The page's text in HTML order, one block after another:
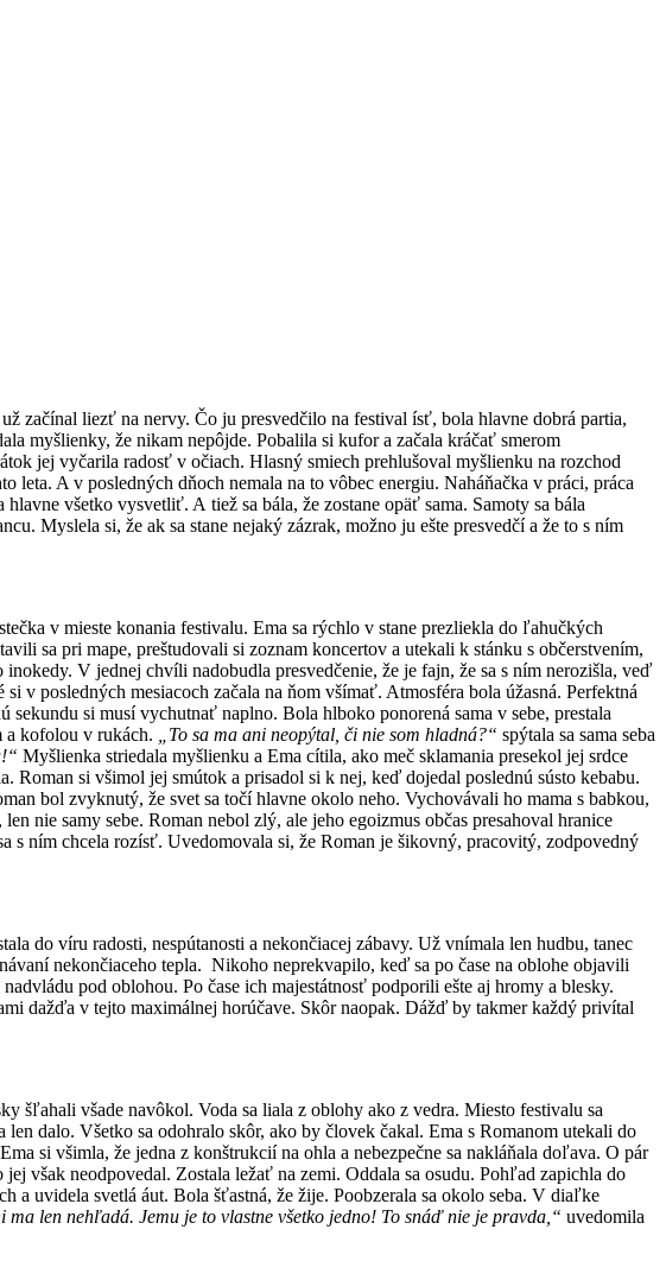
začínal liezť na nervy. Čo ju presvedčilo na festival ísť, bola hlavne dobrá partia,
myšlienky, že nikam nepôjde. Pobalila si kufor a začala kráčať smerom
jej vyčarila radosť v očiach. Hlasný smiech prehlušoval myšlienku na rozchod
A v posledných dňoch nemala na to vôbec energiu. Naháňačka v práci, práca
všetko vysvetliť. A tiež sa bála, že zostane opäť sama. Samoty sa bála
Myslela si, že ak sa stane nejaký zázrak, možno ju ešte presvedčí a že to s ním
v mieste konania festivalu. Ema sa rýchlo v stane prezliekla do ľahučkých
sa pri mape, preštudovali si zoznam koncertov a utekali k stánku s občerstvením,
V jednej chvíli nadobudla presvedčenie, že je fajn, že sa s ním nerozišla, veď
v posledných mesiacoch začala na ňom všímať. Atmosféra bola úžasná. Perfektná
si musí vychutnať naplno. Bola hlboko ponorená sama v sebe, prestala
a kofolou v rukách.
„To sa ma ani neopýtal, či nie som hladná?“ spýtala sa sama seba
Myšlienka striedala myšlienku a Ema cítila, ako meč sklamania presekol jej srdce
si všimol jej smútok a prisadol si k nej, keď dojedal poslednú sústo kebabu.
bol zvyknutý, že svet sa točí hlavne okolo neho. Vychovávali ho mama s babkou,
nie samy sebe. Roman nebol zlý, ale jeho egoizmus občas presahoval hranice
s ním chcela rozísť. Uvedomovala si, že Roman je šikovný, pracovitý, zodpovedný
do víru radosti, nespútanosti a nekončiacej zábavy. Už vnímala len hudbu, tanec
nekončiaceho tepla. Nikoho neprekvapilo, keď sa po čase na oblohe objavili
pod oblohou. Po čase ich majestátnosť podporili ešte aj hromy a blesky.
dažďa v tejto maximálnej horúčave. Skôr naopak. Dážď by takmer každý privítal
šľahali všade navôkol. Voda sa liala z oblohy ako z vedra. Miesto festivalu sa
dalo. Všetko sa odohralo skôr, ako by človek čakal. Ema s Romanom utekali do
si všimla, že jedna z konštrukcií na ohla a nebezpečne sa nakláňala doľava. O pár
jej však neodpovedal. Zostala ležať na zemi. Oddala sa osudu. Pohľad zapichla do
uvidela svetlá áut. Bola šťastná, že žije. Poobzerala sa okolo seba. V diaľke
ma len nehľadá. Jemu je to vlastne všetko jedno! To snáď nie je pravda,“ uvedomila